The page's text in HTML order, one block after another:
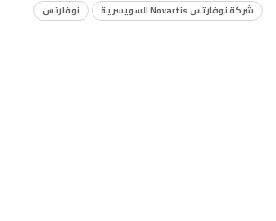
شركة نوفارتس Novartis السويسرية
نوفارتس